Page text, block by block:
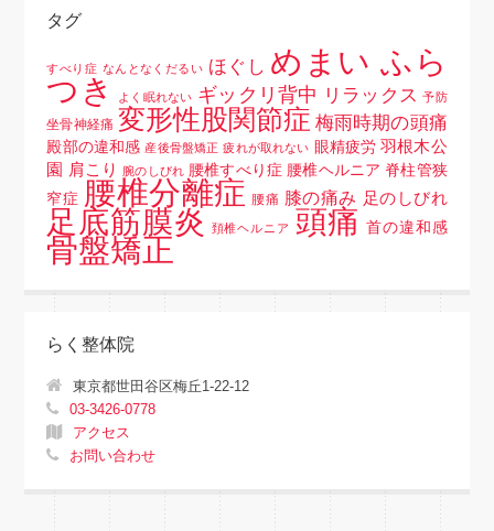
タグ
すべり症 なんとなくだるい ほぐし めまい ふら
つき
よく眠れない ギックリ背中 リラックス 予防
坐骨神経痛 変形性股関節症 梅雨時期の頭痛
殿部の違和感 産後骨盤矯正 疲れが取れない 眼精疲労 羽根木公
園 肩こり 腕のしびれ 腰椎すべり症 腰椎ヘルニア 脊柱管狭
窄症 腰椎分離症 腰痛 膝の痛み 足のしびれ
足底筋膜炎 頚椎ヘルニア 頭痛 首の違和感
骨盤矯正
らく整体院
東京都世田谷区梅丘1-22-12
03-3426-0778
アクセス
お問い合わせ